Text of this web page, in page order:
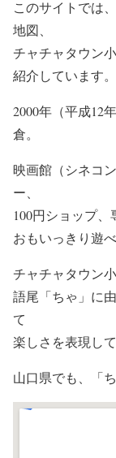
このサイトでは
地図、
チャチャタウン
紹介しています。
2000年（平成12
倉。
映画館（シネコ
ー、
100円ショップ
おもいっきり遊
チャチャタウン
語尾「ちゃ」に
て
楽しさを表現し
山口県でも、「